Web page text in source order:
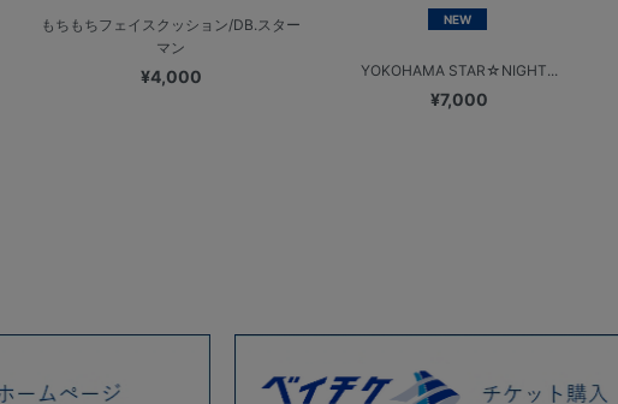
もちもちフェイスクッション/DB.スター
マン
¥4,000
NEW
YOKOHAMA STAR☆NIGHT...
¥7,000